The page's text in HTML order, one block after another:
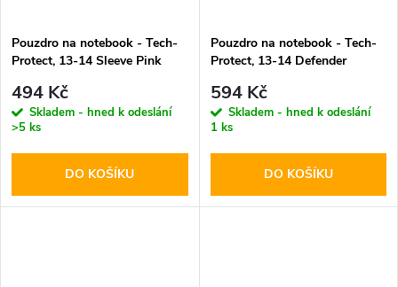
Pouzdro na notebook - Tech-
Protect, 13-14 Sleeve Pink
494 Kč
Skladem - hned k odeslání
>5 ks
DO KOŠÍKU
Pouzdro na notebook - Tech-
Protect, 13-14 Defender
594 Kč
Skladem - hned k odeslání
1 ks
DO KOŠÍKU